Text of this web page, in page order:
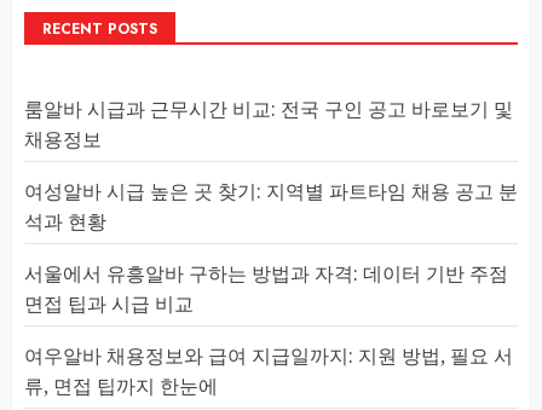
RECENT POSTS
룸알바 시급과 근무시간 비교: 전국 구인 공고 바로보기 및
채용정보
여성알바 시급 높은 곳 찾기: 지역별 파트타임 채용 공고 분
석과 현황
서울에서 유흥알바 구하는 방법과 자격: 데이터 기반 주점
면접 팁과 시급 비교
여우알바 채용정보와 급여 지급일까지: 지원 방법, 필요 서
류, 면접 팁까지 한눈에